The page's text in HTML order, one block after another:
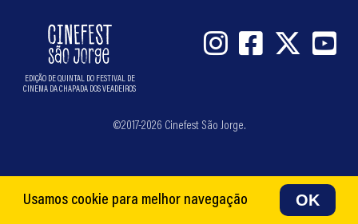
EDIÇÃO DE QUINTAL DO FESTIVAL DE
CINEMA DA CHAPADA DOS VEADEIROS
©2017-2026 Cinefest São Jorge.
Usamos cookie para melhor navegação OK